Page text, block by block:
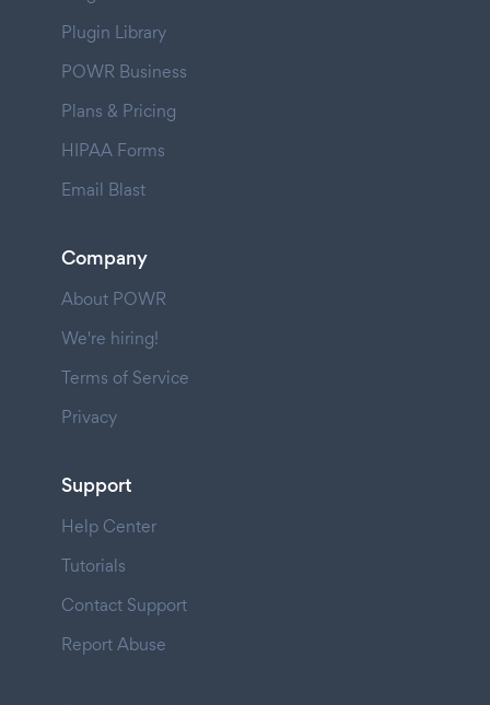
Plugin Library
POWR Business
Plans & Pricing
HIPAA Forms
Email Blast
Company
About POWR
We're hiring!
Terms of Service
Privacy
Support
Help Center
Tutorials
Contact Support
Report Abuse